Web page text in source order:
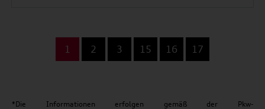
1 2 3 15 16 17
*Die Informationen erfolgen gemäß der Pkw-